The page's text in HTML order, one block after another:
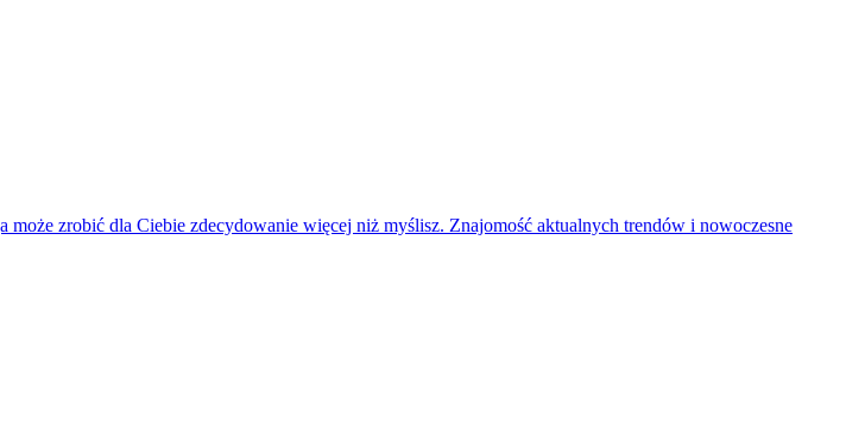
zrobić dla Ciebie zdecydowanie więcej niż myślisz. Znajomość aktualnych trendów i nowoczesne